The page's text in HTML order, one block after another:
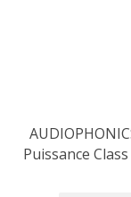
Puissance